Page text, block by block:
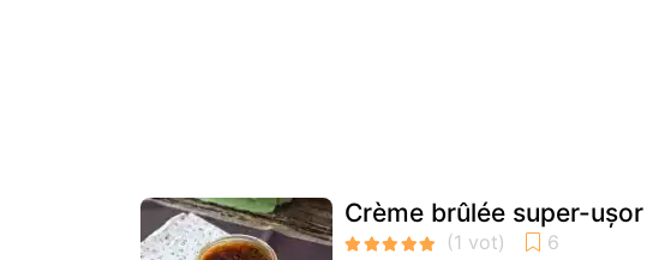
Crème brûlée super-